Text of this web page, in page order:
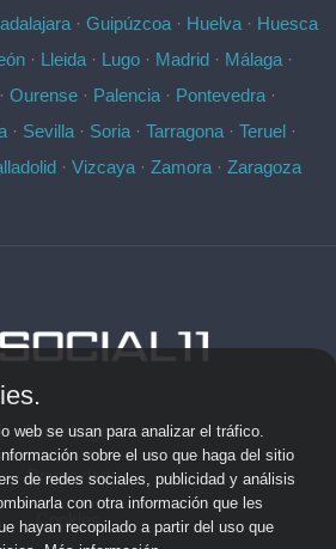
· Guipúzcoa · Huelva · Huesca
· Lleida · Lugo · Madrid · Málaga ·
Ourense· Palencia· Pontevedra·
· Sevilla · Soria · Tarragona · Teruel ·
· Vizcaya· Zamora· Zaragoza
Aviso Legal
Privacidad
Cookies
web se usan para analizar el tráfico.
sobre el uso que haga del sitio
de redes sociales, publicidad y análisis
con otra información que les
hayan recopilado a partir del uso que